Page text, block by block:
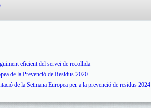
eficient del servei de recollida
de la Prevenció de Residus 2020
de la Setmana Europea per a la prevenció de residus 2024